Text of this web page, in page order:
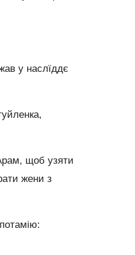
у наслїддє
щоб узяти
жени з